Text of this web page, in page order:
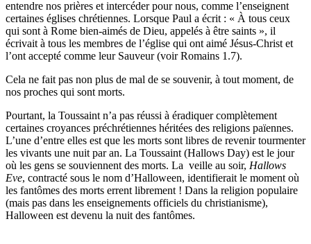
entendre nos prières et intercéder pour nous, comme l’enseignent
certaines églises chrétiennes. Lorsque Paul a écrit : « À tous ceux
qui sont à Rome bien-aimés de Dieu, appelés à être saints », il
écrivait à tous les membres de l’église qui ont aimé Jésus-Christ et
l’ont accepté comme leur Sauveur (voir Romains 1.7).
Cela ne fait pas non plus de mal de se souvenir, à tout moment, de
nos proches qui sont morts.
Pourtant, la Toussaint n’a pas réussi à éradiquer complètement
certaines croyances préchrétiennes héritées des religions païennes.
L’une d’entre elles est que les morts sont libres de revenir tourmenter
les vivants une nuit par an. La Toussaint (Hallows Day) est le jour
où les gens se souviennent des morts. La veille au soir, Hallows
Eve, contracté sous le nom d’Halloween, identifierait le moment où
les fantômes des morts errent librement ! Dans la religion populaire
(mais pas dans les enseignements officiels du christianisme),
Halloween est devenu la nuit des fantômes.